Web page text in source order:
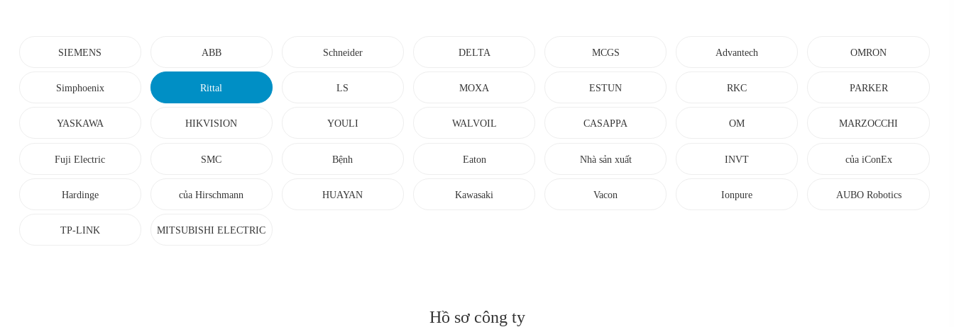
SIEMENS ABB Schneider DELTA MCGS Advantech OMRON
Simphoenix Rittal LS MOXA ESTUN RKC PARKER
YASKAWA HIKVISION YOULI WALVOIL CASAPPA OM MARZOCCHI
Fuji Electric SMC Bệnh Eaton Nhà sản xuất
SCHNEEBERGER
INVT của iConEx
Hardinge của Hirschmann HUAYAN Kawasaki Vacon Ionpure AUBO Robotics
TP-LINK MITSUBISHI ELECTRIC
Hồ sơ công ty